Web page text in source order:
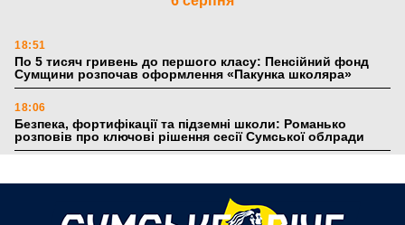
18:51
По 5 тисяч гривень до першого класу: Пенсійний фонд
Сумщини розпочав оформлення «Пакунка школяра»
18:06
Безпека, фортифікації та підземні школи: Романько
розповів про ключові рішення сесії Сумської облради
Поки літо плавить асфальт: 5 книжкових історій із